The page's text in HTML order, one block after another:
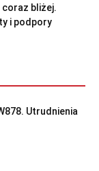
coraz bliżej.
i podpory
Utrudnienia